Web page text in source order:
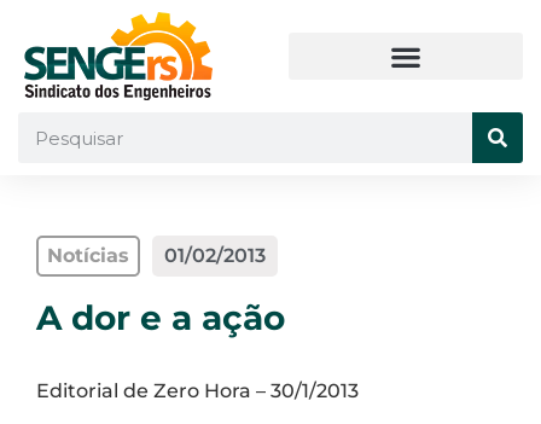
Notícias 01/02/2013
A dor e a ação
Editorial de Zero Hora – 30/1/2013